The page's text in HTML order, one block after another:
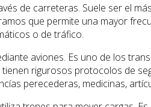
de carreteras. Suele ser el
que permite una mayor
o de tráfico.
aviones. Es uno de los
rigurosos protocolos de
perecederas, medicinas,